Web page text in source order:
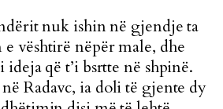
nuk ishin në gjendje ta
vështirë nëpër male, dhe
që t’i bsrtte në shpinë.
Radavc, ia doli të gjente dy